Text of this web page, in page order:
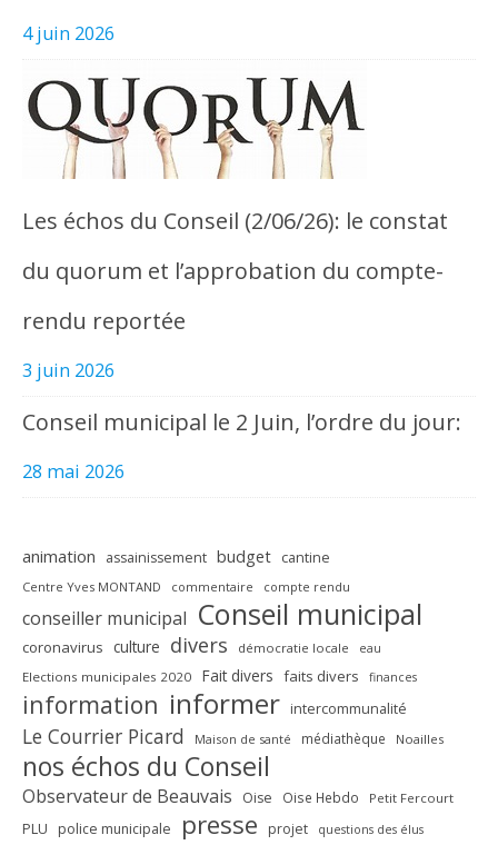
4 juin 2026
Les échos du Conseil (2/06/26): le constat
du quorum et l’approbation du compte-
rendu reportée
3 juin 2026
Conseil municipal le 2 Juin, l’ordre du jour:
28 mai 2026
animation assainissement budget cantine
Centre Yves MONTAND commentaire compte rendu
conseiller municipal Conseil municipal
coronavirus culture divers démocratie locale eau
Elections municipales 2020 Fait divers faits divers finances
information informer intercommunalité
Le Courrier Picard Maison de santé médiathèque Noailles
nos échos du Conseil
Observateur de Beauvais Oise Oise Hebdo Petit Fercourt
PLU police municipale presse projet questions des élus